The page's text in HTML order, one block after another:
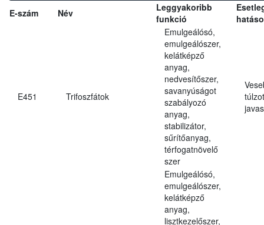
E-szám Név
Leggyakoribb
funkció
E451 Trifoszfátok
Emulgeálósó,
emulgeálószer,
kelátképző
anyag,
nedvesítőszer,
savanyúságot
szabályozó
anyag,
stabilizátor,
sűrítőanyag,
térfogatnövelő
szer
Emulgeálósó,
emulgeálószer,
kelátképző
anyag,
lisztkezelőszer,